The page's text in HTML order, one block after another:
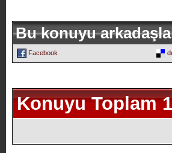
Bu konuyu
Facebook
Konuyu Toplam